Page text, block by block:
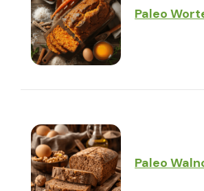
Paleo
Paleo